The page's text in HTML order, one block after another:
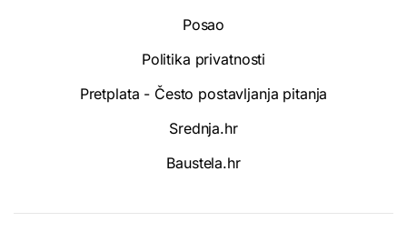
Posao
Politika privatnosti
Pretplata - Često postavljanja pitanja
Srednja.hr
Baustela.hr